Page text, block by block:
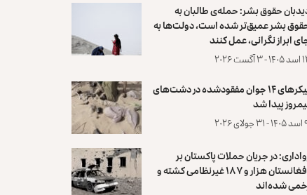
حقوق بشر: حمله‌ی طالبان به
بشر عمیق‌تر شده است، دولت‌ها به
ابراز نگرانی، عمل کنند
آگست ۲۰۲۶
پیکرهای ۱۴ جوان مفقودشده در دشت‌های
پیدا شد
۲۰۲۶
در جریان حملات پاکستان بر
افغانستان هزار و ۱۸۷ غیرنظامی کشته و
شده‌اند